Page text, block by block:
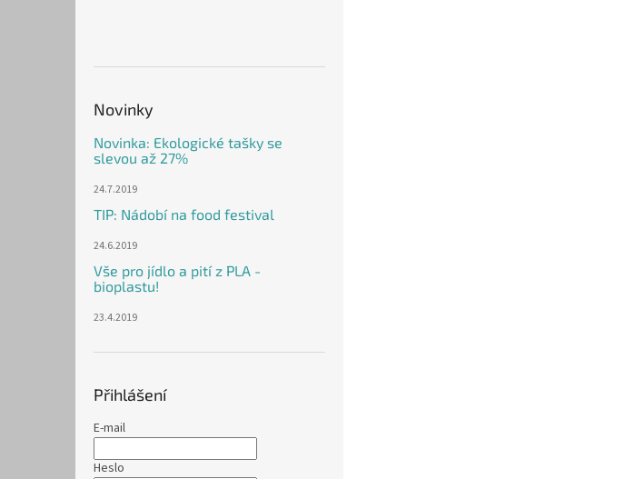
Novinky
Novinka: Ekologické tašky se
slevou až 27%
24.7.2019
TIP: Nádobí na food festival
24.6.2019
Vše pro jídlo a pití z PLA -
bioplastu!
23.4.2019
Přihlášení
E-mail
Heslo